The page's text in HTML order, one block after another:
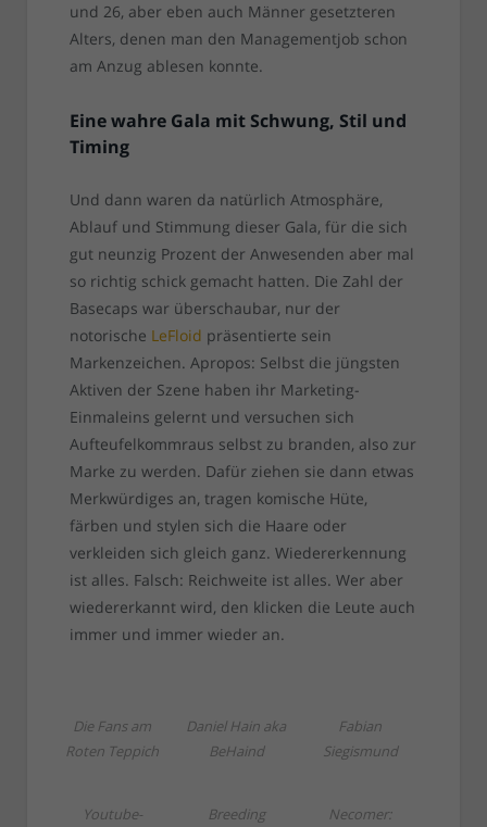
und 26, aber eben auch Männer gesetzteren
Alters, denen man den Managementjob schon
am Anzug ablesen konnte.
Eine wahre Gala mit Schwung, Stil und
Timing
Und dann waren da natürlich Atmosphäre,
Ablauf und Stimmung dieser Gala, für die sich
gut neunzig Prozent der Anwesenden aber mal
so richtig schick gemacht hatten. Die Zahl der
Basecaps war überschaubar, nur der
notorische LeFloid präsentierte sein
Markenzeichen. Apropos: Selbst die jüngsten
Aktiven der Szene haben ihr Marketing-
Einmaleins gelernt und versuchen sich
Aufteufelkommraus selbst zu branden, also zur
Marke zu werden. Dafür ziehen sie dann etwas
Merkwürdiges an, tragen komische Hüte,
färben und stylen sich die Haare oder
verkleiden sich gleich ganz. Wiedererkennung
ist alles. Falsch: Reichweite ist alles. Wer aber
wiedererkannt wird, den klicken die Leute auch
immer und immer wieder an.
Die Fans am
Roten Teppich
Daniel Hain aka
BeHaind
Fabian
Siegismund
Youtube- Breeding Necomer: